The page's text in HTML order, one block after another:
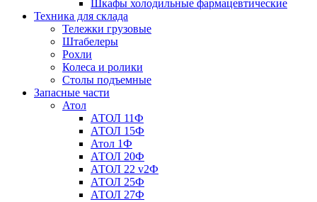
Шкафы холодильные фармацевтические
Техника для склада
Тележки грузовые
Штабелеры
Рохли
Колеса и ролики
Столы подъемные
Запасные части
Атол
АТОЛ 11Ф
АТОЛ 15Ф
Атол 1Ф
АТОЛ 20Ф
АТОЛ 22 v2Ф
АТОЛ 25Ф
АТОЛ 27Ф